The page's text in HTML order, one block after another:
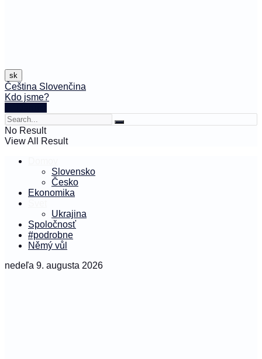
sk
Čeština Slovenčina
Kdo jsme?
No Result
View All Result
Slovensko
Česko
Ekonomika
Ukrajina
Spoločnosť
#podrobne
Němý vůl
nedeľa 9. augusta 2026